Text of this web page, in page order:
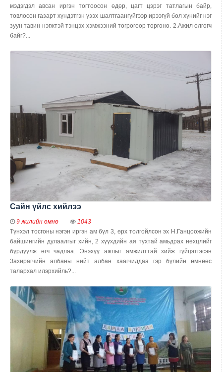
мэдэгдэл авсан иргэн тогтоосон өдөр, цагт цэрэг татлагын байр,
товлосон газарт хүндэтгэн үзэх шалтгаангүйгээр ирээгүй бол хүнийг нэг
зуун тавин нэгжтэй тэнцэх хэмжээний төгрөгөөр торгоно. 2.Ажил олгогч
байг?...
Сайн үйлс хийлээ
9 жилийн өмнө
1043
Түнхэл тосгоны нэгэн иргэн ам бүл 3, өрх толгойлсон эх Н.Ганцоожийн
байшингийн дулаалгыг хийн, 2 хүүхдийн ая тухтай амьдрах нөхцлийг
бүрдүүлж өгч чадлаа. Энэхүү ажлыг амжилттай хийж гүйцэтгэсэн
Захирагчийн албаны нийт албан хаагчиддаа гэр бүлийн өмнөөс
талархал илэрхийль?...